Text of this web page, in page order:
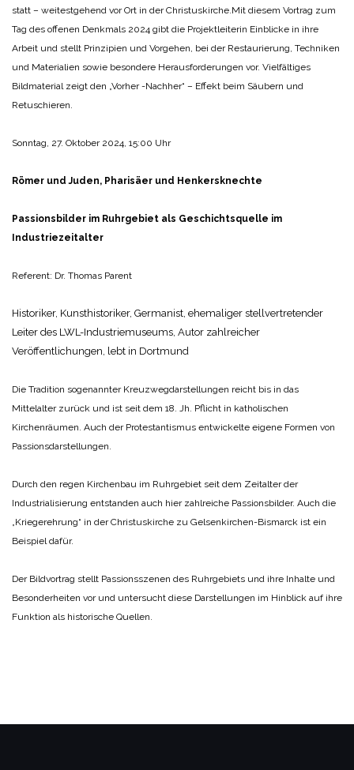
statt – weitestgehend vor Ort in der Christuskirche. Mit diesem Vortrag zum
Tag des offenen Denkmals 2024 gibt die Projektleiterin Einblicke in ihre
Arbeit und stellt Prinzipien und Vorgehen, bei der Restaurierung, Techniken
und Materialien sowie besondere Herausforderungen vor. Vielfältiges
Bildmaterial zeigt den „Vorher -Nachher“ – Effekt beim Säubern und
Retuschieren.
Sonntag, 27. Oktober 2024, 15:00 Uhr
Römer und Juden, Pharisäer und Henkersknechte
Passionsbilder im Ruhrgebiet als Geschichtsquelle im
Industriezeitalter
Referent: Dr. Thomas Parent
Historiker, Kunsthistoriker, Germanist, ehemaliger stellvertretender
Leiter des LWL-Industriemuseums, Autor zahlreicher
Veröffentlichungen, lebt in Dortmund
Die Tradition sogenannter Kreuzwegdarstellungen reicht bis in das
Mittelalter zurück und ist seit dem 18. Jh. Pflicht in katholischen
Kirchenräumen. Auch der Protestantismus entwickelte eigene Formen von
Passionsdarstellungen.
Durch den regen Kirchenbau im Ruhrgebiet seit dem Zeitalter der
Industrialisierung entstanden auch hier zahlreiche Passionsbilder. Auch die
„Kriegerehrung“ in der Christuskirche zu Gelsenkirchen-Bismarck ist ein
Beispiel dafür.
Der Bildvortrag stellt Passionsszenen des Ruhrgebiets und ihre Inhalte und
Besonderheiten vor und untersucht diese Darstellungen im Hinblick auf ihre
Funktion als historische Quellen.